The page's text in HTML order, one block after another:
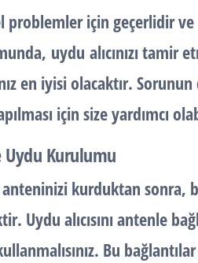
için geçerlidir ve
uydu alıcınızı tamir
en iyisi olacaktır.
için size yardımcı
Uydu Kurulumu
kurduktan sonra,
Uydu alıcısını antenle
Bu